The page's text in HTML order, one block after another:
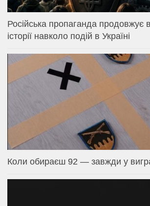
Російська пропаганда продовжує
історії навколо подій в Україні
Коли обираєш 92 — завжди у